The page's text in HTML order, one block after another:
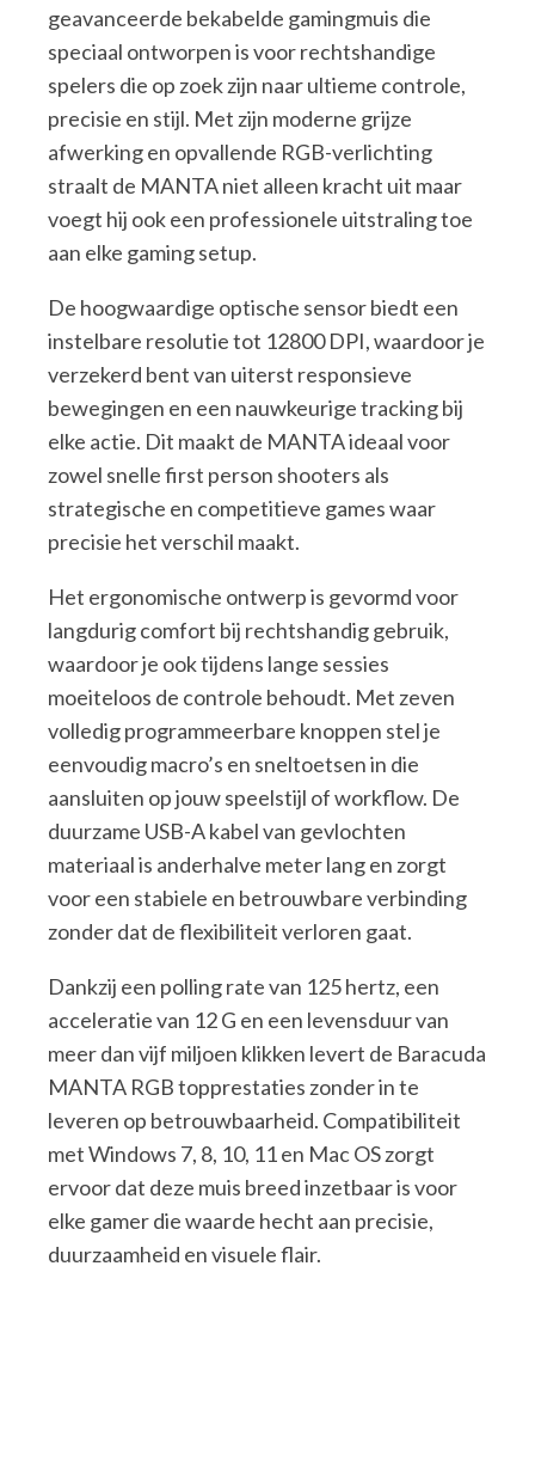
geavanceerde bekabelde gamingmuis die
speciaal ontworpen is voor rechtshandige
spelers die op zoek zijn naar ultieme controle,
precisie en stijl. Met zijn moderne grijze
afwerking en opvallende RGB-verlichting
straalt de MANTA niet alleen kracht uit maar
voegt hij ook een professionele uitstraling toe
aan elke gaming setup.
De hoogwaardige optische sensor biedt een
instelbare resolutie tot 12800 DPI, waardoor je
verzekerd bent van uiterst responsieve
bewegingen en een nauwkeurige tracking bij
elke actie. Dit maakt de MANTA ideaal voor
zowel snelle first person shooters als
strategische en competitieve games waar
precisie het verschil maakt.
Het ergonomische ontwerp is gevormd voor
langdurig comfort bij rechtshandig gebruik,
waardoor je ook tijdens lange sessies
moeiteloos de controle behoudt. Met zeven
volledig programmeerbare knoppen stel je
eenvoudig macro’s en sneltoetsen in die
aansluiten op jouw speelstijl of workflow. De
duurzame USB-A kabel van gevlochten
materiaal is anderhalve meter lang en zorgt
voor een stabiele en betrouwbare verbinding
zonder dat de flexibiliteit verloren gaat.
Dankzij een polling rate van 125 hertz, een
acceleratie van 12 G en een levensduur van
meer dan vijf miljoen klikken levert de Baracuda
MANTA RGB topprestaties zonder in te
leveren op betrouwbaarheid. Compatibiliteit
met Windows 7, 8, 10, 11 en Mac OS zorgt
ervoor dat deze muis breed inzetbaar is voor
elke gamer die waarde hecht aan precisie,
duurzaamheid en visuele flair.